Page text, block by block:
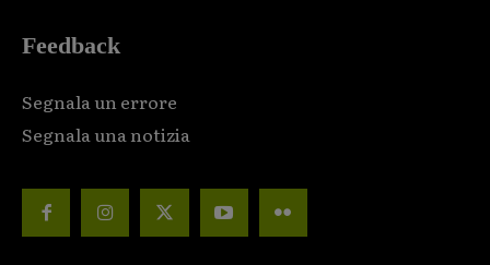
Feedback
Segnala un errore
Segnala una notizia